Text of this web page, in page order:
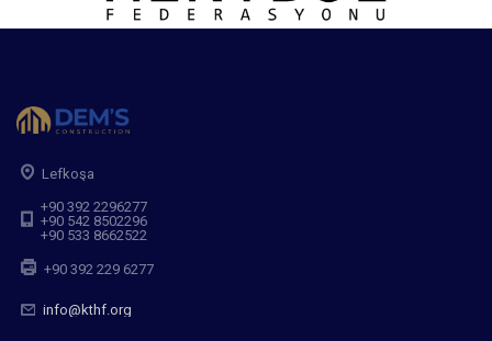
Lefkoşa
+90 392 2296277
+90 542 8502296
+90 533 8662522
+90 392 229 6277
info@kthf.org